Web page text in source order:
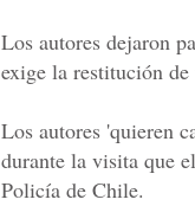
Los autores dejaron
exige la restitución de
Los autores 'quieren
durante la visita que
Policía de Chile.